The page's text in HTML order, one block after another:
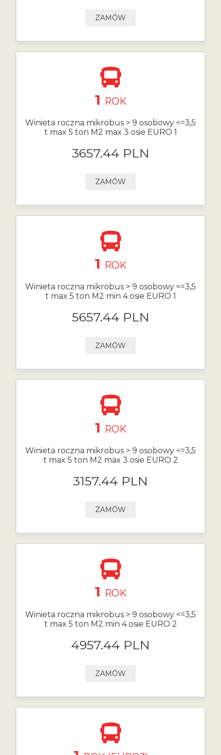
ZAMÓW
1 ROK
Winieta roczna mikrobus > 9 osobowy <=3,5
t max 5 ton M2 max 3 osie EURO 1
3657.44 PLN
ZAMÓW
1 ROK
Winieta roczna mikrobus > 9 osobowy <=3,5
t max 5 ton M2 min 4 osie EURO 1
5657.44 PLN
ZAMÓW
1 ROK
Winieta roczna mikrobus > 9 osobowy <=3,5
t max 5 ton M2 max 3 osie EURO 2
3157.44 PLN
ZAMÓW
1 ROK
Winieta roczna mikrobus > 9 osobowy <=3,5
t max 5 ton M2 min 4 osie EURO 2
4957.44 PLN
ZAMÓW